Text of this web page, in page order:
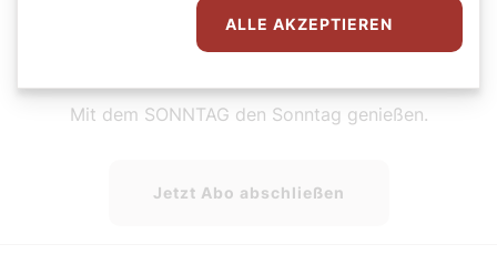
Mit dem SONNTAG den Sonntag genießen.
Jetzt Abo abschließen
ALLE AKZEPTIEREN